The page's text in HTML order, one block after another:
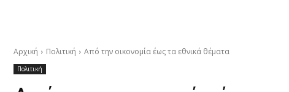
Αρχική Πολιτική Από την οικονομία έως τα εθνικά θέματα
Πολιτική